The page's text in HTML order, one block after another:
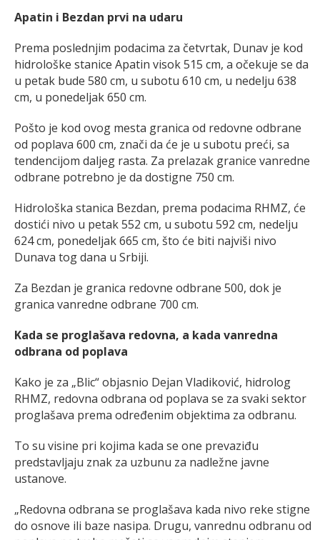
Apatin i Bezdan prvi na udaru
Prema poslednjim podacima za četvrtak, Dunav je kod
hidrološke stanice Apatin visok 515 cm, a očekuje se da
u petak bude 580 cm, u subotu 610 cm, u nedelju 638
cm, u ponedeljak 650 cm.
Pošto je kod ovog mesta granica od redovne odbrane
od poplava 600 cm, znači da će je u subotu preći, sa
tendencijom daljeg rasta. Za prelazak granice vanredne
odbrane potrebno je da dostigne 750 cm.
Hidrološka stanica Bezdan, prema podacima RHMZ, će
dostići nivo u petak 552 cm, u subotu 592 cm, nedelju
624 cm, ponedeljak 665 cm, što će biti najviši nivo
Dunava tog dana u Srbiji.
Za Bezdan je granica redovne odbrane 500, dok je
granica vanredne odbrane 700 cm.
Kada se proglašava redovna, a kada vanredna
odbrana od poplava
Kako je za „Blic“ objasnio Dejan Vladiković, hidrolog
RHMZ, redovna odbrana od poplava se za svaki sektor
proglašava prema određenim objektima za odbranu.
To su visine pri kojima kada se one prevaziđu
predstavljaju znak za uzbunu za nadležne javne
ustanove.
„Redovna odbrana se proglašava kada nivo reke stigne
do osnove ili baze nasipa. Drugu, vanrednu odbranu od